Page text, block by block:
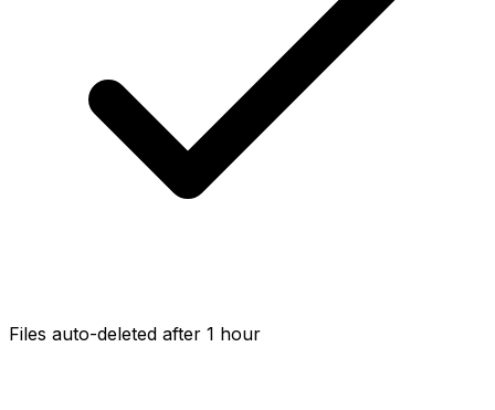
Files auto-deleted after 1 hour